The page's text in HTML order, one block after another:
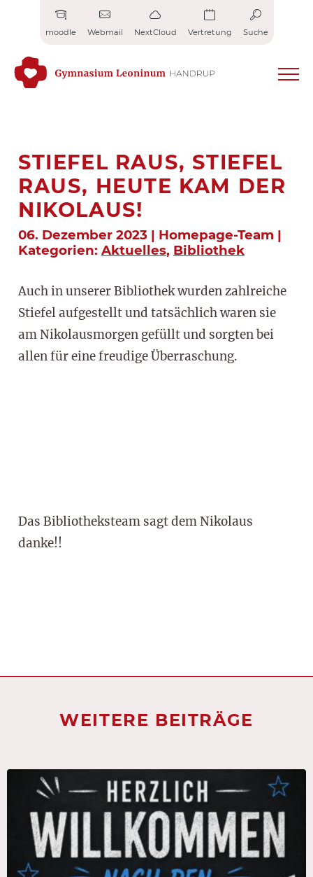
moodle Webmail NextCloud Vertretung Suche
STIEFEL RAUS, STIEFEL
RAUS, HEUTE KAM DER
NIKOLAUS!
06. Dezember 2023 | Homepage-Team |
Kategorien: Aktuelles, Bibliothek
Auch in unserer Bibliothek wurden zahlreiche
Stiefel aufgestellt und tatsächlich waren sie
am Nikolausmorgen gefüllt und sorgten bei
allen für eine freudige Überraschung.
Das Bibliotheksteam sagt dem Nikolaus
danke!!
WEITERE BEITRÄGE